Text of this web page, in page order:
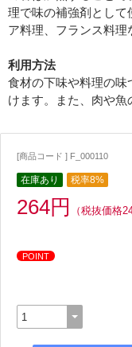
理で味の補強剤として
ア料理、フランス料理
利用方法
食材の下味や料理の
けます。また、肉や魚
[商品コード ] F_000110
在庫あり 税率8%
264円 （税抜価格
POINT